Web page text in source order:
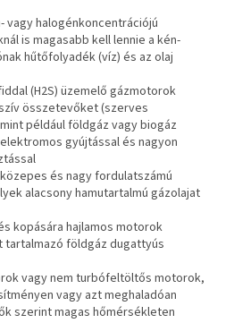
vagy halogénkoncentrációjú
is magasabb kell lennie a kén-
hűtőfolyadék (víz) és az olaj
(H2S) üzemelő gázmotorok
összetevőket (szerves
például földgáz vagy biogáz
gyújtással és nagyon
és nagy fordulatszámú
alacsony hamutartalmú gázolajat
kopására hajlamos motorok
földgáz dugattyús
vagy nem turbófeltöltős motorok,
vagy azt meghaladóan
szerintmagas hőmérsékleten